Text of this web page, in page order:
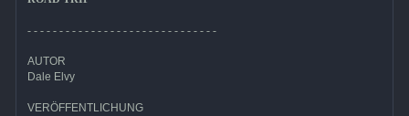
- - - - - - - - - - - - - - - - - - - - - - - - - - - - - -
AUTOR
Dale Elvy
VERÖFFENTLICHUNG